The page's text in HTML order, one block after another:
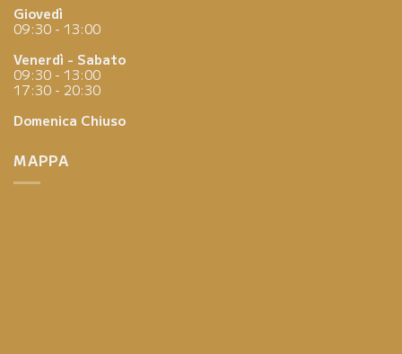
Giovedì
09:30 - 13:00
Venerdì - Sabato
09:30 - 13:00
17:30 - 20:30
Domenica Chiuso
MAPPA